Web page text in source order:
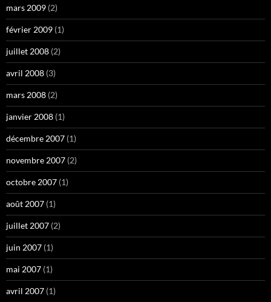
mars 2009 (2)
février 2009 (1)
juillet 2008 (2)
avril 2008 (3)
mars 2008 (2)
janvier 2008 (1)
décembre 2007 (1)
novembre 2007 (2)
octobre 2007 (1)
août 2007 (1)
juillet 2007 (2)
juin 2007 (1)
mai 2007 (1)
avril 2007 (1)